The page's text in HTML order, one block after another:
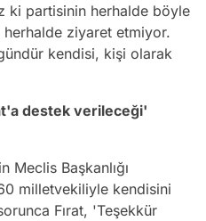
ki partisinin herhalde böyle
herhalde ziyaret etmiyor.
kendisi, kişi olarak
destek verileceği'
Meclis Başkanlığı
milletvekiliyle kendisini
Fırat, 'Teşekkür